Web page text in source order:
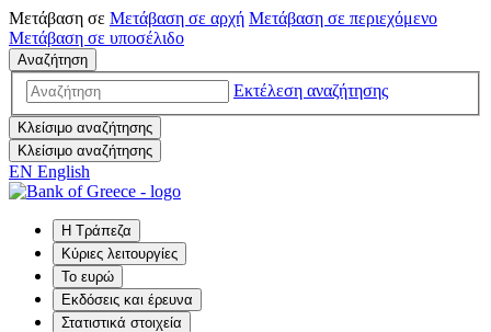
Μετάβαση σε Μετάβαση σε αρχή Μετάβαση σε περιεχόμενο
Μετάβαση σε υποσέλιδο
Αναζήτηση
Εκτέλεση αναζήτησης
Κλείσιμο αναζήτησης
Κλείσιμο αναζήτησης
EN English
Η Τράπεζα
Κύριες λειτουργίες
Το ευρώ
Εκδόσεις και έρευνα
Στατιστικά στοιχεία